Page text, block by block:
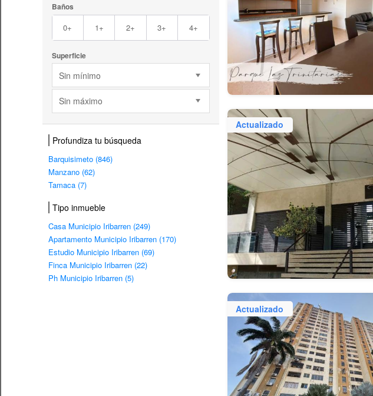
Baños
0+ 1+ 2+ 3+ 4+
Superficie
Sin mínimo
Sin máximo
Profundiza tu búsqueda
Barquisimeto (846)
Manzano (62)
Tamaca (7)
Tipo inmueble
Casa Municipio Iribarren (249)
Apartamento Municipio Iribarren (170)
Estudio Municipio Iribarren (69)
Finca Municipio Iribarren (22)
Ph Municipio Iribarren (5)
Actualizado
Actualizado